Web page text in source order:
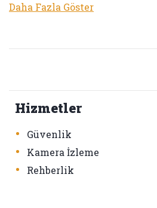
Daha Fazla Göster
Hizmetler
• Güvenlik
• Kamera İzleme
• Rehberlik